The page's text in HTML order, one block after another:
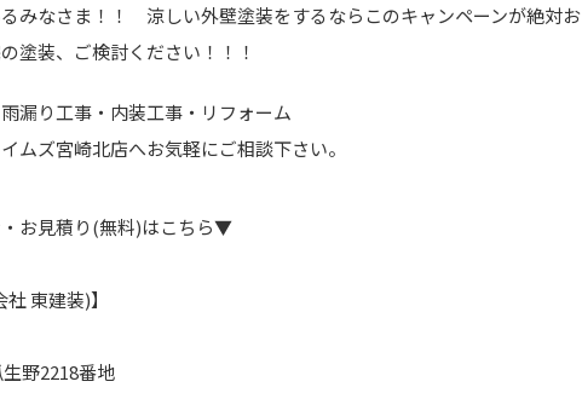
みなさま！！ 涼しい外壁塗装をするならこのキャンペーンが絶対お
塗装、ご検討ください！！！
漏り工事・内装工事・リフォーム
ムズ宮崎北店へお気軽にご相談下さい。
お見積り(無料)はこちら▼
東建装)】
野2218番地